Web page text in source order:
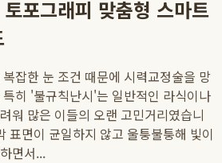
포그래피 맞춤형 스마트
잡한 눈 조건 때문에 시력교정술을 망
히 '불규칙난시'는 일반적인 라식이나
워 많은 이들의 오랜 고민거리였습니
표면이 균일하지 않고 울퉁불퉁해 빛이
면서...